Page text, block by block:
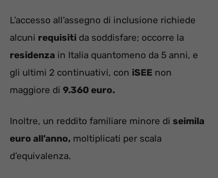
L’accesso all’assegno di inclusione richiede
alcuni requisiti da soddisfare; occorre la
residenza in Italia quantomeno da 5 anni, e
gli ultimi 2 continuativi, con iSEE non
maggiore di 9.360 euro.
Inoltre, un reddito familiare minore di seimila
euro all’anno, moltiplicati per scala
d’equivalenza.